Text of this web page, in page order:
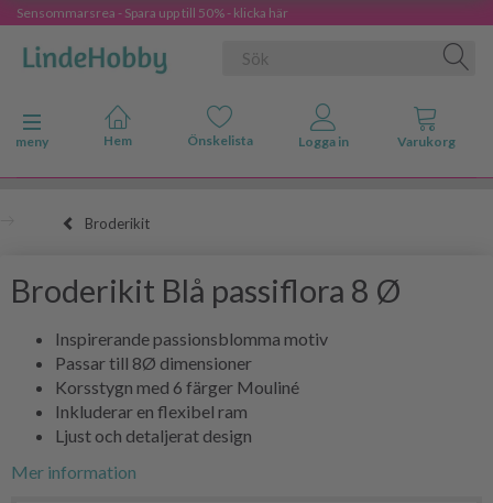
Sensommarsrea - Spara upp till 50% - klicka här
Ändra navigering
meny
Broderikit
Broderikit Blå passiflora 8 Ø
Inspirerande passionsblomma motiv
Passar till 8Ø dimensioner
Korsstygn med 6 färger Mouliné
Inkluderar en flexibel ram
Ljust och detaljerat design
Mer information